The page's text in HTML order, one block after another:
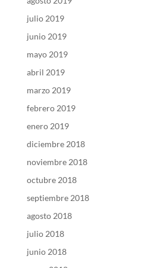
julio 2019
junio 2019
mayo 2019
abril 2019
marzo 2019
febrero 2019
enero 2019
diciembre 2018
noviembre 2018
octubre 2018
septiembre 2018
agosto 2018
julio 2018
junio 2018